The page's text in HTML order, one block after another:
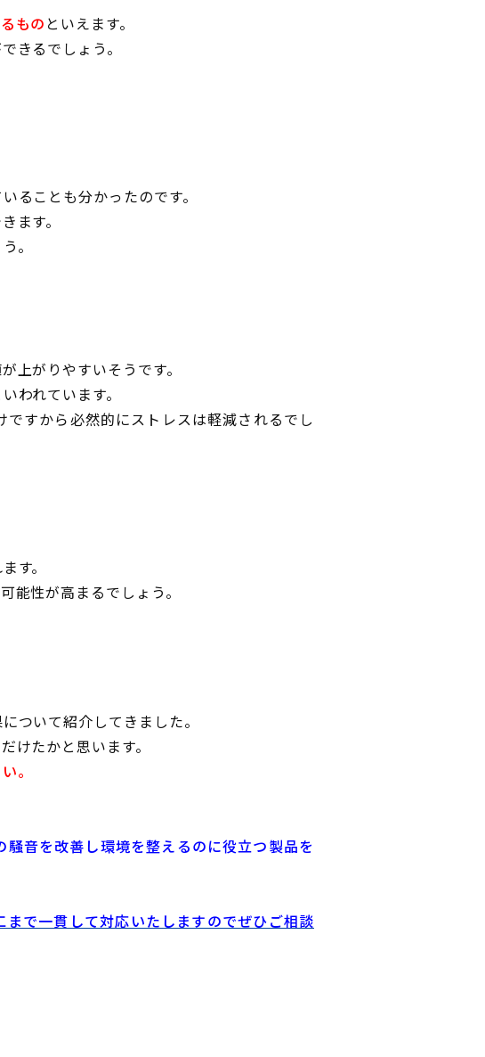
もの といえます。
きるでしょう。
ることも分かったのです。
ます。
。
上がりやすいそうです。
われています。
すから必然的にストレスは軽減されるでし
す。
能性が高まるでしょう。
ついて紹介してきました。
けたかと思います。
。
音を改善し環境を整えるのに役立つ製品を
で一貫して対応いたしますのでぜひご相談